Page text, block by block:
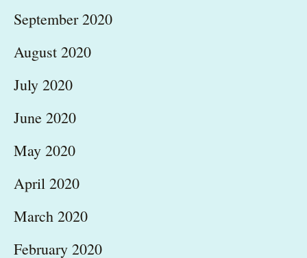
September 2020
August 2020
July 2020
June 2020
May 2020
April 2020
March 2020
February 2020